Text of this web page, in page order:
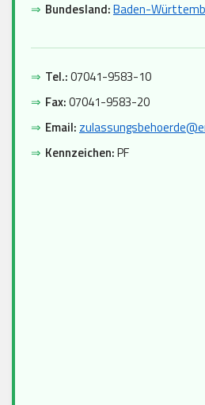
⇒ Bundesland:Baden-
⇒ Tel.:07041-9583-10
⇒ Fax:07041-9583-20
⇒ Email:
⇒ Kennzeichen:PF